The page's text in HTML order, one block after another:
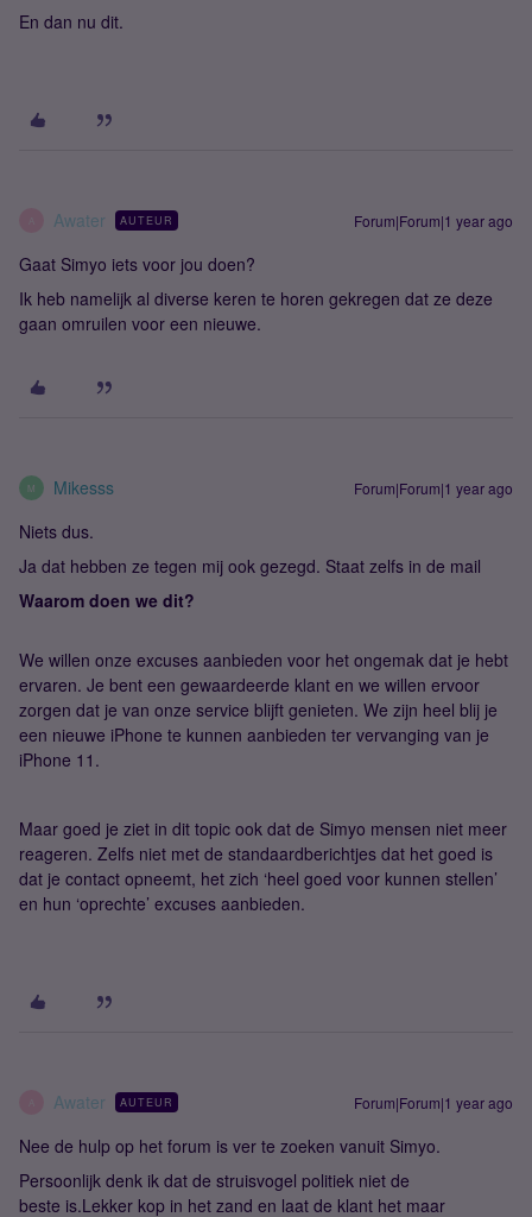
En dan nu dit.
Awater AUTEUR Forum|Forum|1 year ago
Gaat Simyo iets voor jou doen?
Ik heb namelijk al diverse keren te horen gekregen dat ze deze
gaan omruilen voor een nieuwe.
M Mikesss Forum|Forum|1 year ago
Niets dus.
Ja dat hebben ze tegen mij ook gezegd. Staat zelfs in de mail
Waarom doen we dit?
We willen onze excuses aanbieden voor het ongemak dat je hebt
ervaren. Je bent een gewaardeerde klant en we willen ervoor
zorgen dat je van onze service blijft genieten. We zijn heel blij je
een nieuwe iPhone te kunnen aanbieden ter vervanging van je
iPhone 11.
Maar goed je ziet in dit topic ook dat de Simyo mensen niet meer
reageren. Zelfs niet met de standaardberichtjes dat het goed is
dat je contact opneemt, het zich ‘heel goed voor kunnen stellen’
en hun ‘oprechte’ excuses aanbieden.
Awater AUTEUR Forum|Forum|1 year ago
Nee de hulp op het forum is ver te zoeken vanuit Simyo.
Persoonlijk denk ik dat de struisvogel politiek niet de
beste is.Lekker kop in het zand en laat de klant het maar